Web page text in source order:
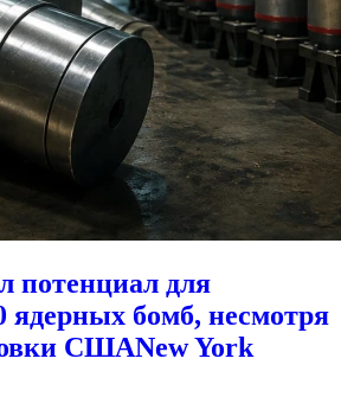
потенциал для
ядерных бомб, несмотря
СШАNew York